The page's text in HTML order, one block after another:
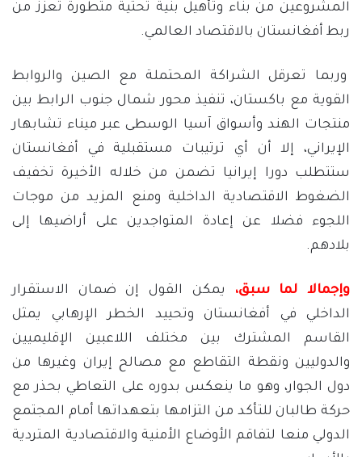
المشروعين من بناء وتأهيل بنية تحتية متطورة تعزز من
ربط أفغانستان بالاقتصاد العالمي.
وربما تعرقل الشراكة المحتملة مع الصين والروابط
القوية مع باكستان، تنفيذ محور شمال جنوب الرابط بين
منتجات الهند وأسواق آسيا الوسطى عبر ميناء تشابهار
الإيراني، إلا أن أي ترتيبات مستقبلية في أفغانستان
ستتطلب دورا إيرانيا تضمن من خلاله الأخيرة تخفيف
الضغوط الاقتصادية الداخلية ومنع المزيد من موجات
اللجوء فضلا عن إعادة المتواجدين على أراضيها إلى
بلادهم.
وإجمالا لما سبق، يمكن القول إن ضمان الاستقرار
الداخلي في أفغانستان وتحييد الخطر الإرهابي يمثل
القاسم المشترك بين مختلف اللاعبين الإقليميين
والدوليين ونقطة التقاطع مع مصالح إيران وغيرها من
دول الجوار، وهو ما ينعكس بدوره على التعاطي بحذر مع
حركة طالبان للتأكد من التزامها بتعهداتها أمام المجتمع
الدولي منعا لتفاقم الأوضاع الأمنية والاقتصادية المتردية